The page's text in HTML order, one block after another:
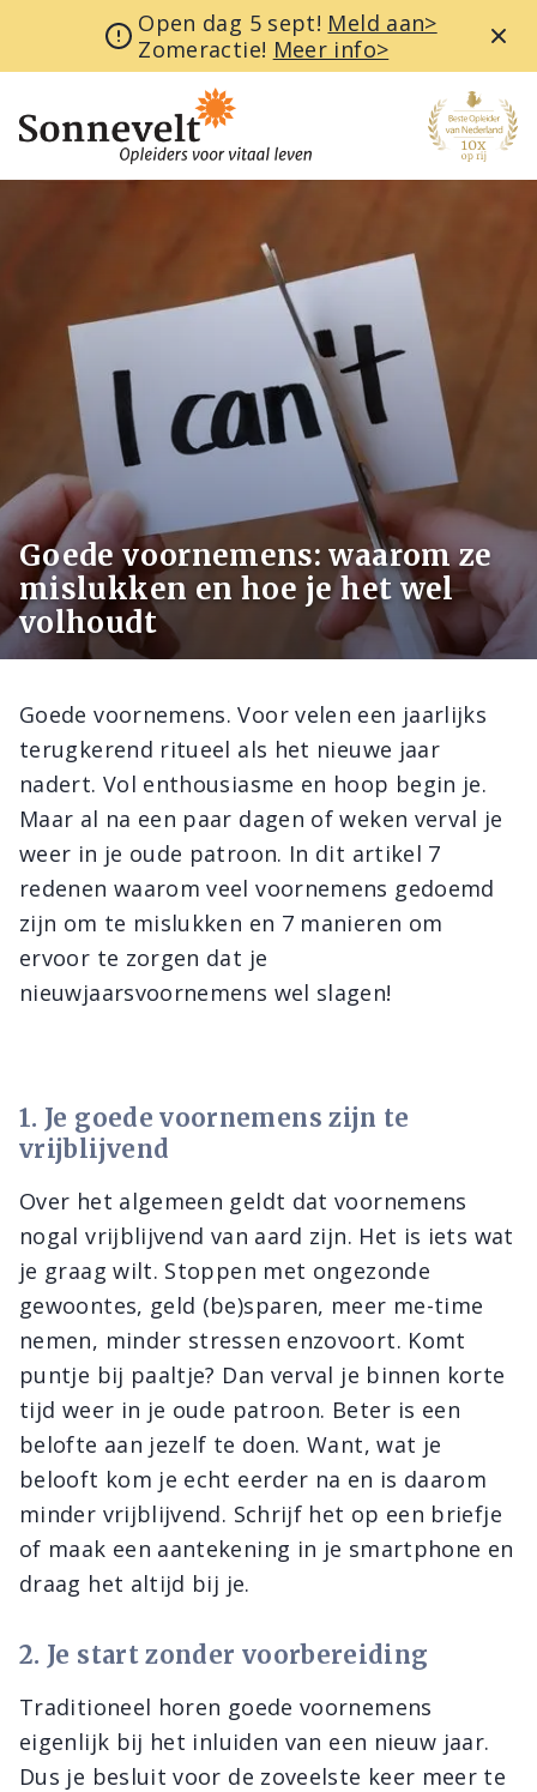
Open dag 5 sept! Meld aan>
Zomeractie! Meer info>
Goede voornemens: waarom ze
mislukken en hoe je het wel
volhoudt
Goede voornemens. Voor velen een jaarlijks
terugkerend ritueel als het nieuwe jaar
nadert. Vol enthousiasme en hoop begin je.
Maar al na een paar dagen of weken verval je
weer in je oude patroon. In dit artikel 7
redenen waarom veel voornemens gedoemd
zijn om te mislukken en 7 manieren om
ervoor te zorgen dat je
nieuwjaarsvoornemens wel slagen!
1. Je goede voornemens zijn te
vrijblijvend
Over het algemeen geldt dat voornemens
nogal vrijblijvend van aard zijn. Het is iets wat
je graag wilt. Stoppen met ongezonde
gewoontes, geld (be)sparen, meer me-time
nemen, minder stressen enzovoort. Komt
puntje bij paaltje? Dan verval je binnen korte
tijd weer in je oude patroon. Beter is een
belofte aan jezelf te doen. Want, wat je
belooft kom je echt eerder na en is daarom
minder vrijblijvend. Schrijf het op een briefje
of maak een aantekening in je smartphone en
draag het altijd bij je.
2. Je start zonder voorbereiding
Traditioneel horen goede voornemens
eigenlijk bij het inluiden van een nieuw jaar.
Dus je besluit voor de zoveelste keer meer te